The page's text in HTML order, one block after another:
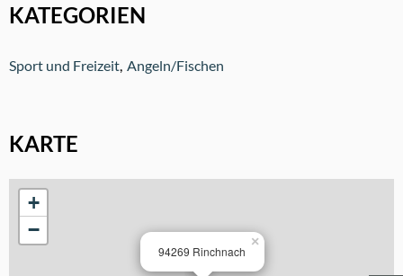
KATEGORIEN
Sport und Freizeit Angeln/Fischen
KARTE
94269 Rinchnach
×
+
−